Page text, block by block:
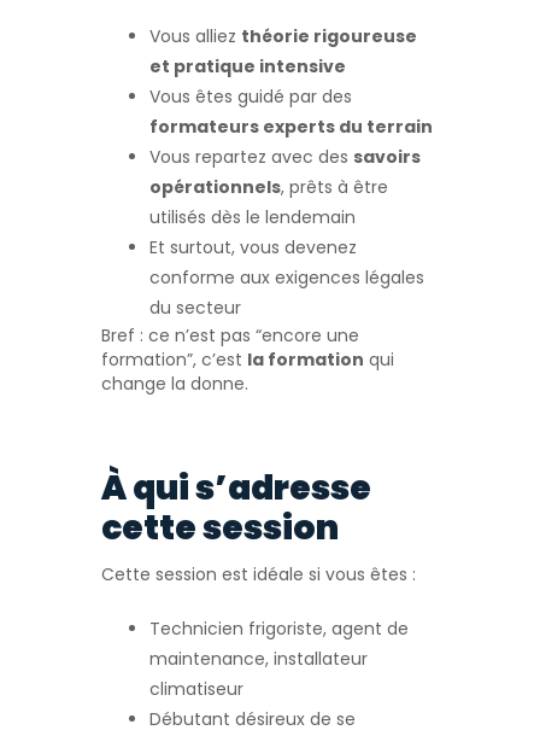
Vous alliez théorie rigoureuse
et pratique intensive
Vous êtes guidé par des
formateurs experts du terrain
Vous repartez avec des savoirs
opérationnels, prêts à être
utilisés dès le lendemain
Et surtout, vous devenez
conforme aux exigences légales
du secteur
Bref : ce n’est pas “encore une
formation”, c’est la formation qui
change la donne.
À qui s’adresse
cette session
Cette session est idéale si vous êtes :
Technicien frigoriste, agent de
maintenance, installateur
climatiseur
Débutant désireux de se